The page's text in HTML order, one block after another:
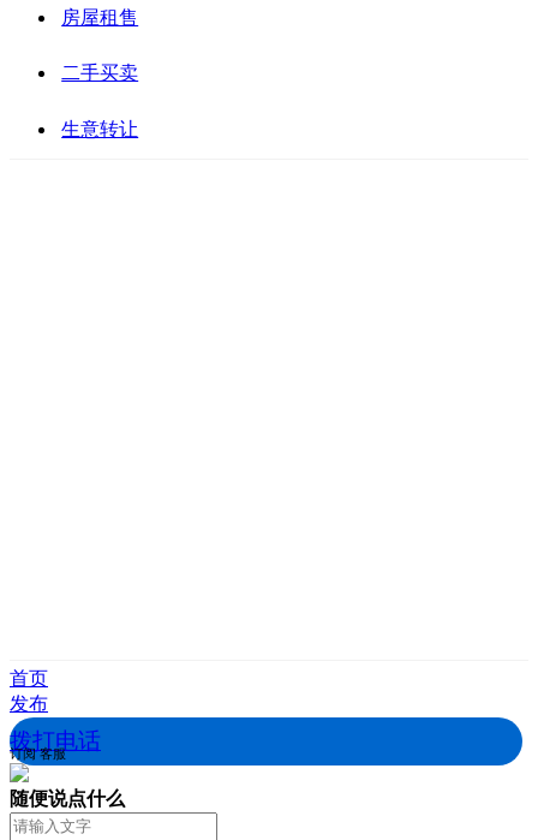
房屋租售
二手买卖
生意转让
首页
发布
拨打电话
订阅 客服
随便说点什么